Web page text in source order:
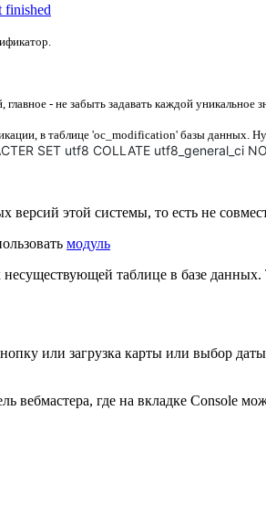
finished
- не забыть задавать каждой
в таблице 'oc_modification' базы данных.
SET utf8 COLLATE utf8_general_ci
версий этой системы, то есть не
модуль
таблице в базе
или загрузка карты или выбор
вебмастера, где на вкладке Console